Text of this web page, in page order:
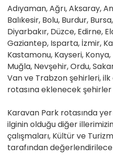
Adıyaman, Ağrı, Aksaray,
Balıkesir, Bolu, Burdur,
Diyarbakır, Düzce, Edirne,
Gaziantep, Isparta, İzmir,
Kastamonu, Kayseri, Konya,
Muğla, Nevşehir, Ordu,
Van ve Trabzon şehirleri,
rotasına eklenecek
Karavan Park rotasında
ilginin olduğu diğer
çalışmaları, Kültür ve
tarafından